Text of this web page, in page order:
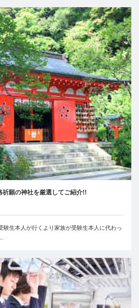
願の神社を厳選してご紹介!!
験生本人が行くより家族が受験生本人に代わっ